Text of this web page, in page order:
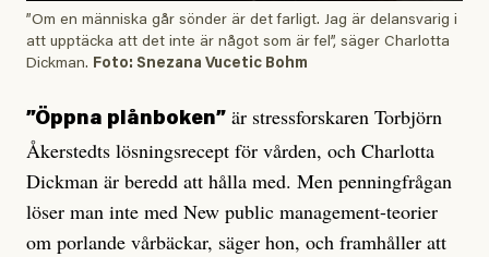
”Om en människa går sönder är det farligt. Jag är delansvarig i
att upptäcka att det inte är något som är fel”, säger Charlotta
Dickman. Foto: Snezana Vucetic Bohm
”Öppna plånboken” är stressforskaren Torbjörn
Åkerstedts lösningsrecept för vården, och Charlotta
Dickman är beredd att hålla med. Men penningfrågan
löser man inte med New public management-teorier
om porlande vårbäckar, säger hon, och framhåller att